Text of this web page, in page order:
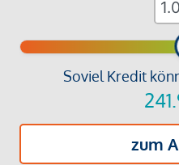
Soviel Kredit
zum